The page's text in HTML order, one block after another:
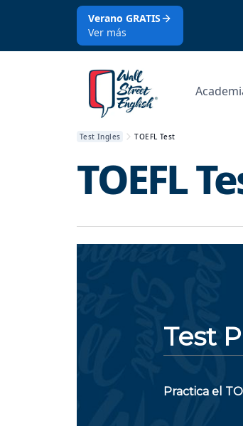
Verano GRATIS
Ver más
Test Ingles TOEFL Test
TOEFL